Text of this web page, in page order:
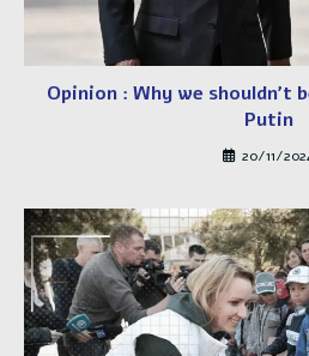
Opinion : Why we
Putin
20/11/